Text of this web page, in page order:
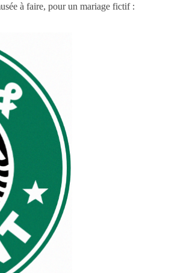
à faire, pour un mariage fictif :